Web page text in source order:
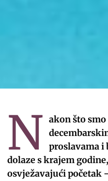
N akon što
proslavama i
dolaze s krajem
osvježavajući početak